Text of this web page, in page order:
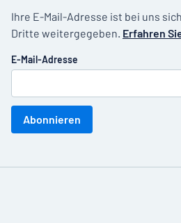
Ihre E-Mail-Adresse ist bei uns
Dritte weitergegeben. Erfahren
E-Mail-Adresse
Abonnieren